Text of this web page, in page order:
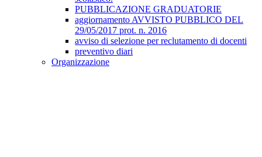
PUBBLICAZIONE GRADUATORIE
aggiornamento AVVISTO PUBBLICO DEL
29/05/2017 prot. n. 2016
avviso di selezione per reclutamento di docenti
preventivo diari
Organizzazione